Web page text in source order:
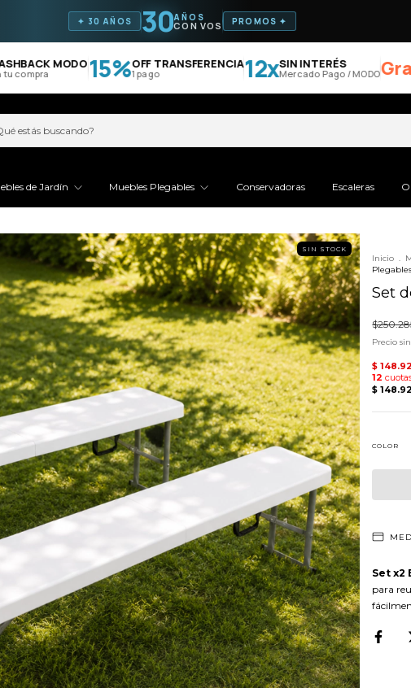
✦ 30 AÑOS 30AÑOS
CON VOS PROMOS ✦
MODO15%OFF TRANSFERENCIA
1 pago 12xSIN INTERÉS
Mercado Pago / MODO
de Jardín Muebles Plegables Conservadoras Escaleras
SIN STOCK
Inicio .
Set
Precio
COLOR
Set x2
para